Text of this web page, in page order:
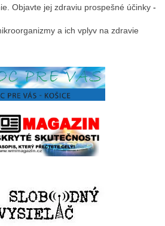
Objavte jej zdraviu prospešné účinky -
a ich vplyv na zdravie